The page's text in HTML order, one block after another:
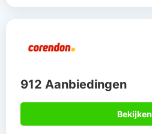
912 Aanbiedingen
Bekijken